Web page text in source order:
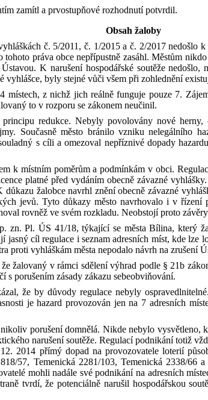
zamítl a prvostupňové rozhodnutí potvrdil.
Obsah žaloby
č. 5/2011, č. 1/2015 a č. 2/2017 nedošlo k
tohoto práva obce nepřípustně zasáhl. Městům
Ústavou. K narušení hospodářské soutěže
vyhlášce, byly stejné vůči všem při zohlednění
místech, z nichž jich reálně funguje pouze 7.
to v rozporu se zákonem neučinil.
redukce. Nebyly povolovány nové
Současně město bránilo vzniku nelegálního
s cíli a omezoval nepříznivé dopady
k místním poměrům a podmínkám v obci.
platné před vydáním obecně závazné
důkazu žalobce navrhl znění obecně závazné
jevů. Tyto důkazy město navrhovalo i v řízení
rovněž ve svém rozkladu. Neobstojí proto
zn. Pl. ÚS 41/18, týkající se města Bílina, který
cíl regulace i seznam adresních míst, kde
proti vyhláškám města nepodalo návrh na zrušení
žalovaný v rámci sdělení výhrad podle § 21b
s porušením zásady zákazu sebeobviňování.
že by důvody regulace nebyly
je hazard provozován jen na 7 adresních
porušení domnělá. Nikde nebylo vysvětleno,
narušení soutěže. Regulací podnikání totiž
2014 přímý dopad na provozovatele loterií
57, Temenická 2281/103,Temenická 2338/66
mohli nadále své podnikání na adresních
tvrdí, že potenciálně narušil hospodářskou